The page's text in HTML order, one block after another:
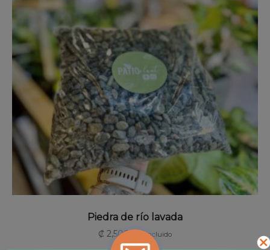
AÑADIR AL CARRITO
Piedra de río lavada
₡ 2,500 IVA incluido